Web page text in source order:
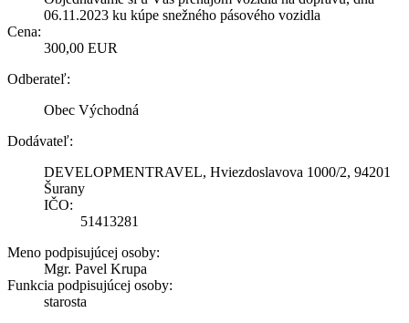
06.11.2023 ku kúpe snežného pásového vozidla
Cena:
300,00 EUR
Odberateľ:
Obec Východná
Dodávateľ:
DEVELOPMENTRAVEL, Hviezdoslavova 1000/2, 94201
Šurany
IČO:
51413281
Meno podpisujúcej osoby:
Mgr. Pavel Krupa
Funkcia podpisujúcej osoby:
starosta